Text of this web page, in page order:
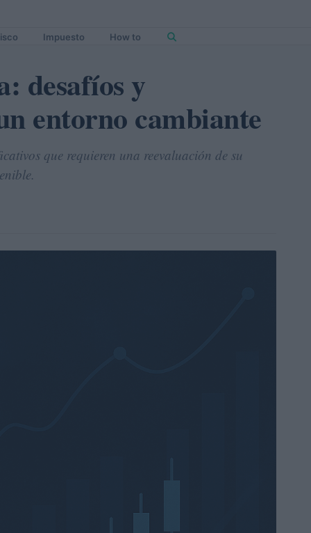
Impuesto How to
desafíos y
entorno cambiante
que requieren una reevaluación de su